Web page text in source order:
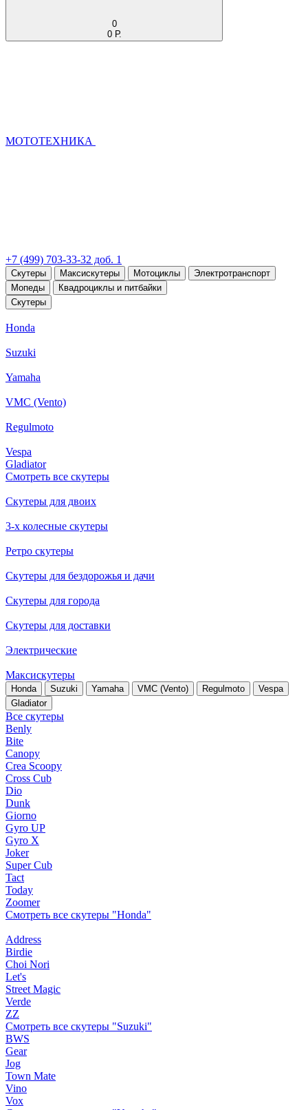
0
0 Р.
МОТОТЕХНИКА
+7 (499) 703-33-32 доб. 1
Скутеры Максискутеры Мотоциклы
Электротранспорт
Мопеды
Квадроциклы и питбайки
Скутеры
Honda
Suzuki
Yamaha
VMC (Vento)
Regulmoto
Vespa
Gladiator
Смотреть все скутеры
Скутеры для двоих
3-х колесные скутеры
Ретро скутеры
Скутеры для бездорожья и дачи
Скутеры для города
Скутеры для доставки
Электрические
Максискутеры
Honda Suzuki Yamaha VMC (Vento) Regulmoto
Vespa
Gladiator
Все скутеры
Benly
Bite
Canopy
Crea Scoopy
Cross Cub
Dio
Dunk
Giorno
Gyro UP
Gyro X
Joker
Super Cub
Tact
Today
Zoomer
Смотреть все скутеры "Honda"
Address
Birdie
Choi Nori
Let's
Street Magic
Verde
ZZ
Смотреть все скутеры "Suzuki"
BWS
Gear
Jog
Town Mate
Vino
Vox